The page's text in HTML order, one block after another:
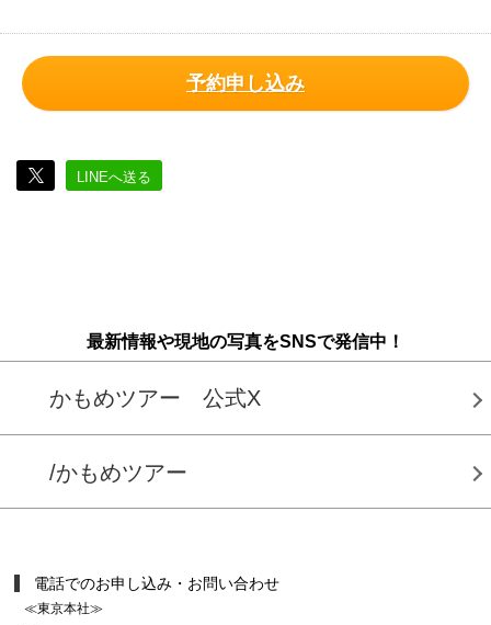
予約申し込み
LINEへ送る
最新情報や現地の写真をSNSで発信中！
かもめツアー 公式X
/かもめツアー
電話でのお申し込み・お問い合わせ
≪東京本社≫